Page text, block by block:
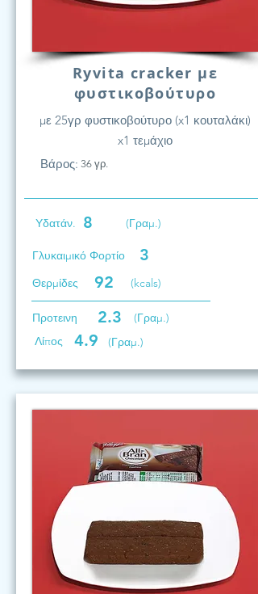
Ryvita cracker με
φυστικοβούτυρο
με 25γρ φυστικοβούτυρο (x1 κουταλάκι)
x1 τεμάχιο
Βάρος: 36 γρ.
Υδατάν. 8 (Γραμ.)
Γλυκαιμικό Φορτίο 3
Θερμίδες 92 (kcals)
Προτεινη 2.3
(Γραμ.)
Λίπος
4.9 (Γραμ.)